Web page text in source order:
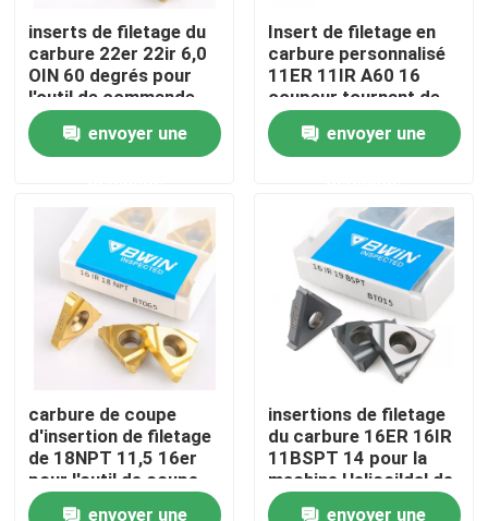
Contrôle de qualité
Nous contacter
Demander un devis
Insertions de carbure de tungstène
Tournage de plaquettes en carbure
Insertions de carbure de commande numérique par
Fraise carbure
inserts de filetage du
carbure 22er 22ir 6,0
OIN 60 degrés pour
l'outil de commande
numérique par
ordinateurenvoyer une
Insert de filetage en
carbure personnalisé
11ER 11IR A60 16
coupeur tournant de
coupe de l'ONU
envoyer une
carbure de coupe
d'insertion de filetage
de 18NPT 11,5 16er
pour l'outil de coupe
tourbillonnant
envoyer une
insertions de filetage
du carbure 16ER 16IR
11BSPT 14 pour la
machine Helicoildal de
commande numérique
envoyer une